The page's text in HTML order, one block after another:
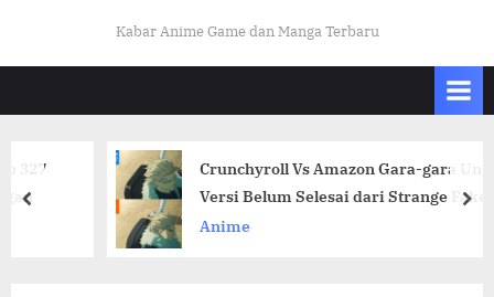
K
A
R
O
T
A
Kabar Anime Game dan Manga Terbaru
Crunchyroll Vs Amazon Gara-gara Unggah
Versi Belum Selesai dari Strange Fake
Anime
prev